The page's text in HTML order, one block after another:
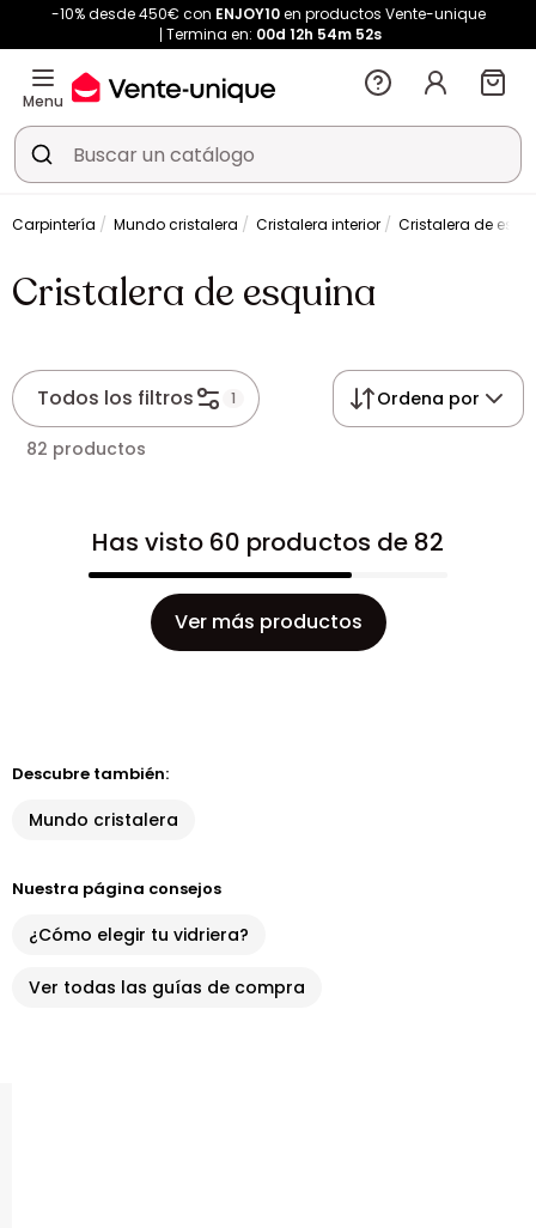
-10% desde 450€ con ENJOY10en productos Vente-unique
Termina en: 00d 12h 54m 51s
Menu
Carpintería Mundo cristalera Cristalera interior Cristalera de
Cristalera de esquina
Todos los filtros 1 Ordena por
82 productos
Has visto 60 productos de 82
Ver más productos
Descubre también:
Mundo cristalera
Nuestra página consejos
¿Cómo elegir tu vidriera?
Ver todas las guías de compra